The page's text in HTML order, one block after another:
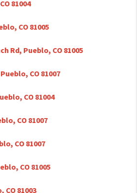
81004
CO 81005
Rd, Pueblo, CO 81005
CO 81007
CO 81004
CO 81007
CO 81007
CO 81005
CO 81003